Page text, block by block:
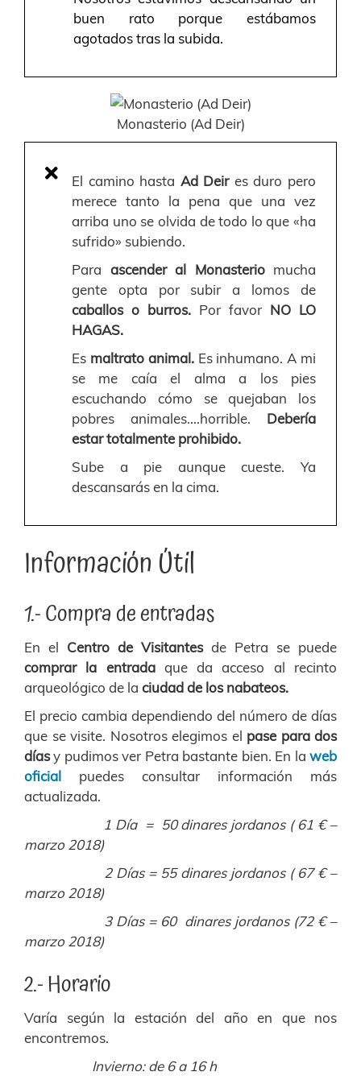
buen rato porque estábamos
agotados tras la subida.
Monasterio (Ad Deir)
El camino hasta Ad Deires duro pero
merece tanto la pena que una vez
arriba uno se olvida de todo lo que «ha
sufrido» subiendo.
Para ascender al Monasteriomucha
gente opta por subir a lomos de
caballos o burros. Por favor NO LO
HAGAS.
Es maltrato animal.Es inhumano. A mi
se me caía el alma a los pies
escuchando cómo se quejaban los
pobres animales….horrible. Debería
estartotalmente prohibido.
Sube a pie aunque cueste. Ya
descansarás en la cima.
Información Útil
1.- Compra de entradas
En el Centro de Visitantesde Petra se puede
comprar la entradaque da acceso al recinto
arqueológico de la ciudad de los nabateos.
El precio cambia dependiendo del número de días
que se visite. Nosotros elegimos el pase para dos
díasy pudimos ver Petra bastante bien. En la web
oficial
puedes consultar información más
actualizada.
1 Día = 50 dinares jordanos ( 61 € –
marzo 2018)
2 Días = 55 dinares jordanos ( 67 € –
marzo 2018)
3 Días = 60 dinares jordanos (72 € –
marzo 2018)
2.- Horario
Varía según la estación del año en que nos
encontremos.
Invierno: de 6 a 16 h